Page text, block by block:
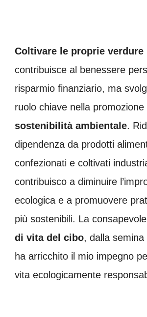
Coltivare le proprie verdure
contribuisce al benessere
risparmio finanziario, ma
ruolo chiave nella promozione
sostenibilità ambientale.
dipendenza da prodotti
confezionati e coltivati
contribuisco a diminuire
ecologica e a promuovere
più sostenibili. La
di vita del cibo, dalla semina
ha arricchito il mio impegno
vita ecologicamente